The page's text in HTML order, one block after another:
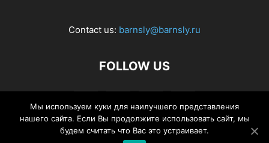
Contact us: barnsly@barnsly.ru
FOLLOW US
Мы используем куки для наилучшего представления
нашего сайта. Если Вы продолжите использовать сайт, мы
будем считать что Вас это устраивает.